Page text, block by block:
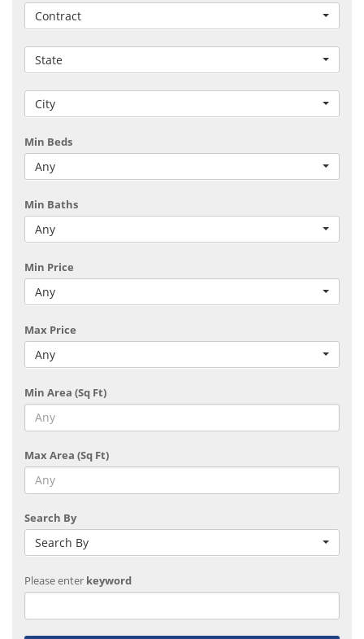
Contract
State
City
Min Beds
Any
Min Baths
Any
Min Price
Any
Max Price
Any
Min Area (Sq Ft)
Max Area (Sq Ft)
Search By
Search By
Please enter keyword